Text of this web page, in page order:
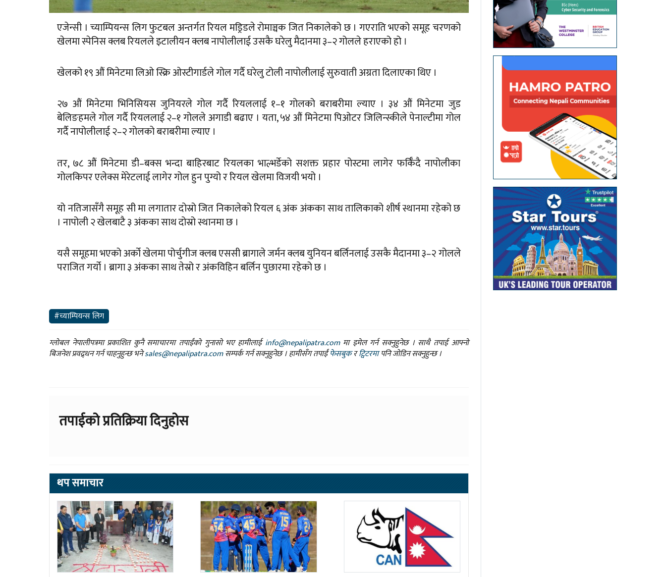
एजेन्सी । च्याम्पियन्स लिग फुटबल अन्तर्गत रियल मड्रिडले रोमाञ्चक जित निकालेको छ । गएराति भएको समूह चरणको
खेलमा स्पेनिस क्लब रियलले इटालीयन क्लब नापोलीलाई उसकै घरेलु मैदानमा ३–२ गोलले हराएको हो ।
खेलको १९ औं मिनेटमा लिओ स्क्रि ओस्टीगार्डले गोल गर्दै घरेलु टोली नापोलीलाई सुरुवाती अग्रता दिलाएका थिए ।
२७ औं मिनेटमा भिनिसियस जुनियरले गोल गर्दै रियललाई १–१ गोलको बराबरीमा ल्याए । ३४ औं मिनेटमा जुड
बेलिङहमले गोल गर्दै रियललाई २–१ गोलले अगाडी बढाए । यता, ५४ औं मिनेटमा पिओटर जिलिन्स्कीले पेनाल्टीमा गोल
गर्दै नापोलीलाई २–२ गोलको बराबरीमा ल्याए ।
तर, ७८ औं मिनेटमा डी–बक्स भन्दा बाहिरबाट रियलका भाल्भर्डेको सशक्त प्रहार पोस्टमा लागेर फर्किँदै नापोलीका
गोलकिपर एलेक्स मेरेटलाई लागेर गोल हुन पुग्यो र रियल खेलमा विजयी भयो ।
यो नतिजासँगै समूह सी मा लगातार दोस्रो जित निकालेको रियल ६ अंक अंकका साथ तालिकाको शीर्ष स्थानमा रहेको छ
। नापोली २ खेलबाटै ३ अंकका साथ दोस्रो स्थानमा छ ।
यसै समूहमा भएको अर्को खेलमा पोर्चुगीज क्लब एससी ब्रागाले जर्मन क्लब युनियन बर्लिनलाई उसकै मैदानमा ३–२ गोलले
पराजित गर्यो । ब्रागा ३ अंकका साथ तेस्रो र अंकविहिन बर्लिन पुछारमा रहेको छ ।
#च्याम्पियन्स लिग
ग्लोबल नेपालीपत्रमा प्रकाशित कुनै समाचारमा तपाईंको गुनासो भए हामीलाईinfo@nepalipatra.comमा इमेल गर्न सक्नुहुनेछ । साथै तपाई आफ्नो
बिजनेश प्रवद्र्धन गर्न चाहनुहुन्छ भनेsales@nepalipatra.comसम्पर्क गर्न सक्नुहुनेछ । हामीसँग तपाईंफेसबुकरट्विटरमापनि जोडिन सक्नुहुन्छ ।
तपाईको प्रतिक्रिया दिनुहोस
थप समाचार